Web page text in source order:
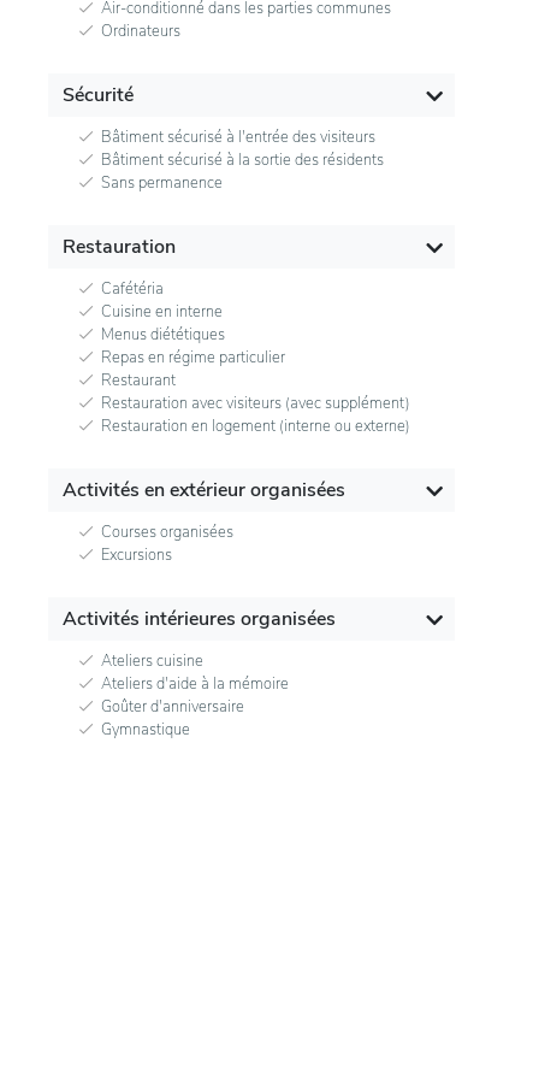
Air-conditionné dans les parties communes
Ordinateurs
Sécurité
Bâtiment sécurisé à l'entrée des visiteurs
Bâtiment sécurisé à la sortie des résidents
Sans permanence
Restauration
Cafétéria
Cuisine en interne
Menus diététiques
Repas en régime particulier
Restaurant
Restauration avec visiteurs (avec supplément)
Restauration en logement (interne ou externe)
Activités en extérieur organisées
Courses organisées
Excursions
Activités intérieures organisées
Ateliers cuisine
Ateliers d'aide à la mémoire
Goûter d'anniversaire
Gymnastique